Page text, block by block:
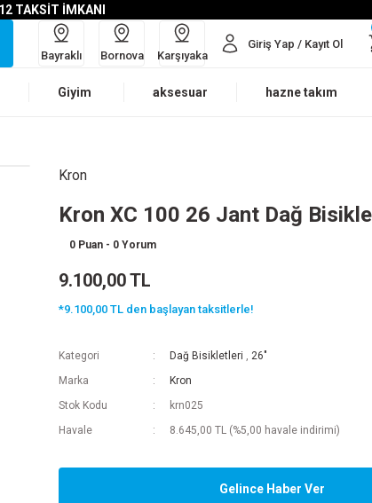
TAKSİT İMKANI
Bayraklı Bornova Karşıyaka
Giriş Yap / Kayıt Ol
Giyim aksesuar hazne takım
Kron
Kron XC 100 26 Jant Dağ
0 Puan - 0 Yorum
9.100,00 TL
*9.100,00 TL den başlayan taksitlerle!
Kategori Dağ Bisikletleri , 26"
Marka
Kron
Stok Kodu
krn025
Havale
8.645,00 TL (%5,00 havale indirimi)
Gelince Haber Ver